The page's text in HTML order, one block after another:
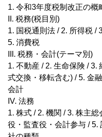
1. 令和3年度税制改正の概
II. 税務(税目別)
1. 国税通則法 / 2. 所得税 /
5. 消費税
III. 税務・会計(テーマ別)
1. 不動産 / 2. 生命保険 / 3.
式交換・移転含む) / 5. 金
会計
IV. 法務
1. 株式 / 2. 機関 / 3. 株主
役・監査役・会計参与 / 5.